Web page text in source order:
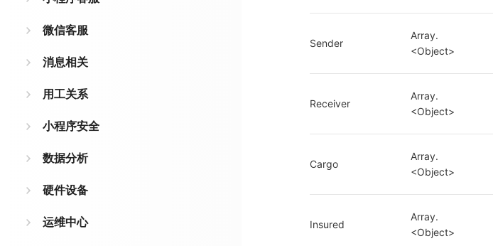
微信客服
消息相关
用工关系
小程序安全
数据分析
硬件设备
运维中心
Sender
Array.
<Object>
Receiver
Array.
<Object>
Cargo
Array.
<Object>
Insured
Array.
<Object>